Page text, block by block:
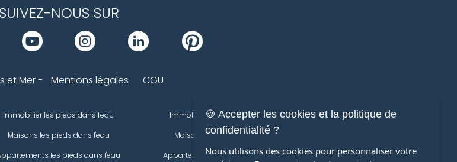
SUIVEZ-NOUS SUR
et Mer - Mentions légales CGU
Immobilier les pieds dans l'eau
Maisons les pieds dans l'eau
les pieds dans l'eau
Immobilier de prestige
Maisons de prestige
Appartements de prestige
Immobilier
Appartements
🍪 Accepter les cookies et la politique de
confidentialité ?
Nous utilisons des cookies pour personnaliser votre